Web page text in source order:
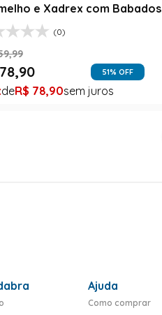
e Xadrex com Babados
(0)
,99
78,90 51% OFF
R$ 78,90
Ajuda
Como comprar